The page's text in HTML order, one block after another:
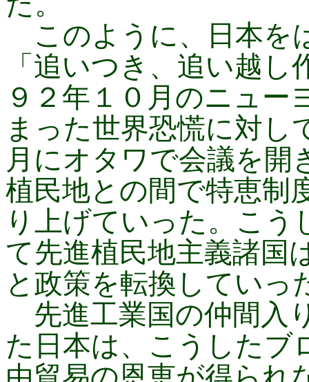
このように、日本を
「追いつき、追い越
９２年１０月のニュー
まった世界恐慌に対し
月にオタワで会議を開
植民地との間で特恵制
り上げていった。こ
て先進植民地主義諸国
と政策を転換していっ
先進工業国の仲間入
た日本は、こうしたブ